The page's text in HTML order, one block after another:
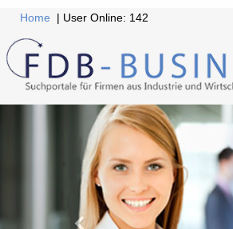
Home | User Online: 142